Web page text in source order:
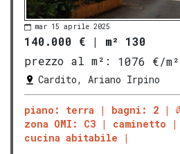
mar 15 aprile 2025
140.000 € | m² 130
prezzo al m²:
1076 €/m²
Cardito, Ariano Irpino
piano: terra
bagni: 2
zona OMI: C3
caminetto
cucina abitabile